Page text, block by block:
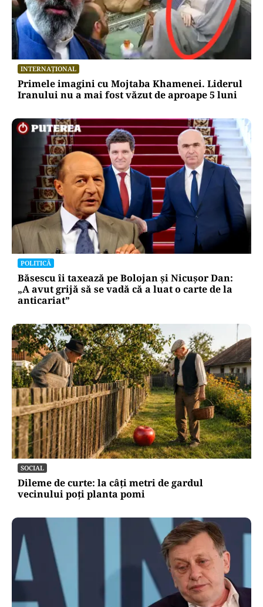
INTERNAȚIONAL
Primele imagini cu Mojtaba Khamenei. Liderul
Iranului nu a mai fost văzut de aproape 5 luni
POLITICĂ
Băsescu îi taxează pe Bolojan și Nicușor Dan:
„A avut grijă să se vadă că a luat o carte de la
anticariat”
SOCIAL
Dileme de curte: la câți metri de gardul
vecinului poți planta pomi